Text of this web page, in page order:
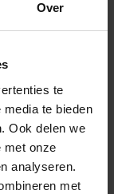
Over
te
te bieden
Ook delen we
met onze
analyseren.
met